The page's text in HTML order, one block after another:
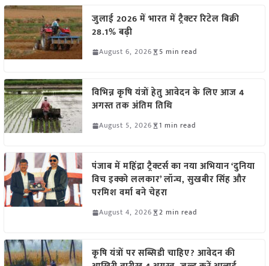
जुलाई 2026 में भारत में ट्रैक्टर रिटेल बिक्री
28.1% बढ़ी
August 6, 2026 5 min read
विभिन्न कृषि यंत्रों हेतु आवेदन के लिए आज 4
अगस्त तक अंतिम तिथि
August 5, 2026 1 min read
पंजाब में महिंद्रा ट्रैक्टर्स का नया अभियान ‘दुनिया
विच इक्को ललकार’ लॉन्च, सुखबीर सिंह और
परमिश वर्मा बने चेहरा
August 4, 2026 2 min read
कृषि यंत्रों पर सब्सिडी चाहिए? आवेदन की